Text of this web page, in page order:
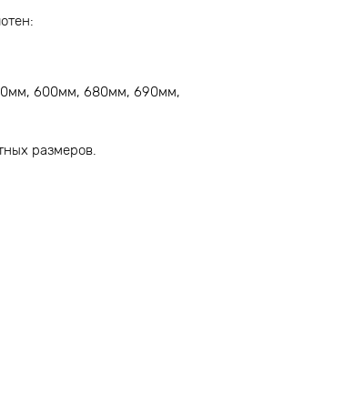
600мм, 680мм, 690мм,
размеров.